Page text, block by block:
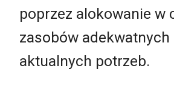
poprzez alokowanie w
zasobów adekwatnych
aktualnych potrzeb.